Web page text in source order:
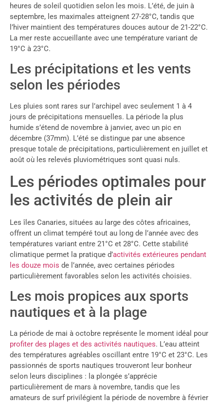
heures de soleil quotidien selon les mois. L’été, de juin à
septembre, les maximales atteignent 27-28°C, tandis que
l’hiver maintient des températures douces autour de 21-22°C.
La mer reste accueillante avec une température variant de
19°C à 23°C.
Les précipitations et les vents
selon les périodes
Les pluies sont rares sur l’archipel avec seulement 1 à 4
jours de précipitations mensuelles. La période la plus
humide s’étend de novembre à janvier, avec un pic en
décembre (37mm). L’été se distingue par une absence
presque totale de précipitations, particulièrement en juillet et
août où les relevés pluviométriques sont quasi nuls.
Les périodes optimales pour
les activités de plein air
Les îles Canaries, situées au large des côtes africaines,
offrent un climat tempéré tout au long de l’année avec des
températures variant entre 21°C et 28°C. Cette stabilité
climatique permet la pratique d’activités extérieures pendant
les douze mois de l’année, avec certaines périodes
particulièrement favorables selon les activités choisies.
Les mois propices aux sports
nautiques et à la plage
La période de mai à octobre représente le moment idéal pour
profiter des plages et des activités nautiques. L’eau atteint
des températures agréables oscillant entre 19°C et 23°C. Les
passionnés de sports nautiques trouveront leur bonheur
selon leurs disciplines : la plongée s’apprécie
particulièrement de mars à novembre, tandis que les
amateurs de surf privilégient la période de novembre à février